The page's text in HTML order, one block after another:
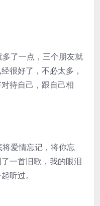
了一点，三个朋友就
很好了，不必太多，
待自己，跟自己相
爱情忘记，将你忘
一首旧歌，我的眼泪
听过。